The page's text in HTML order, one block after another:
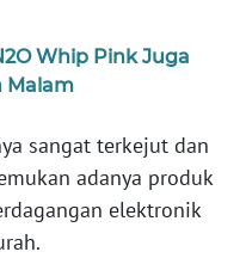
Whip Pink Juga
Malam
sangat terkejut dan
adanya produk
elektronik